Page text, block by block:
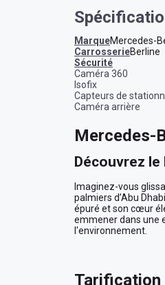
MarqueMercedes-
CarrosserieBerline
sécurité
Caméra 360
Isofix
Capteurs de
Caméra arrière
Mercedes-
Découvrez le
Imaginez-vous
palmiers d’Abu
épuré et son cœur
emmener dans une
l'environnement.
Avec sa
Tarification